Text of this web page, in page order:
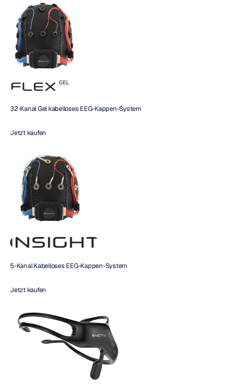
32-Kanal Gel kabelloses EEG-Kappen-System
Jetzt kaufen
5-Kanal Kabelloses EEG-Kappen-System
Jetzt kaufen